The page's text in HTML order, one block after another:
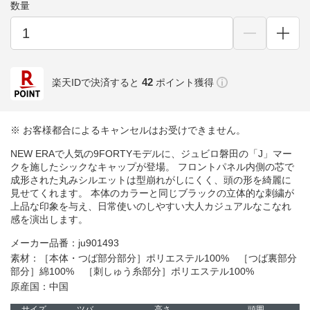
数量
楽天IDで決済すると 42 ポイント獲得
※ お客様都合によるキャンセルはお受けできません。
NEW ERAで人気の9FORTYモデルに、ジュビロ磐田の「J」マー
クを施したシックなキャップが登場。 フロントパネル内側の芯で
成形された丸みシルエットは型崩れがしにくく、頭の形を綺麗に
見せてくれます。 本体のカラーと同じブラックの立体的な刺繍が
上品な印象を与え、日常使いのしやすい大人カジュアルなこなれ
感を演出します。
メーカー品番：ju901493
素材：［本体・つば部分部分］ポリエステル100% ［つば裏部分
部分］綿100% ［刺しゅう糸部分］ポリエステル100%
原産国：中国